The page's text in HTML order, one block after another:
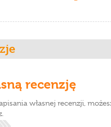
recenzję
własnej recenzji,